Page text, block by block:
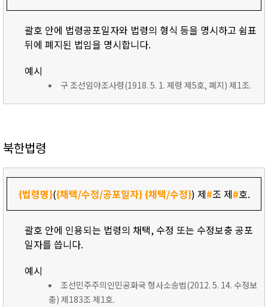
괄호 안에 법령공포일자와 법령의 형식 등을 명시하고 쉼표
뒤에 폐지된 법임을 명시합니다.
예시
구 조선임야조사령(1918. 5. 1. 제령 제5호, 폐지) 제1조.
북한법령
{법령명}({채택/수정/공포일자}{채택/수정}) 제#조 제#호.
괄호 안에 인용되는 법령의 채택, 수정 또는 수정보충 공포
일자를 씁니다.
예시
조선민주주의인민공화국 형사소송법(2012. 5. 14. 수정보
충) 제183조 제1호.